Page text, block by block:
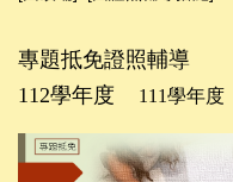
專題抵免證照輔導
112學年度
111學年度